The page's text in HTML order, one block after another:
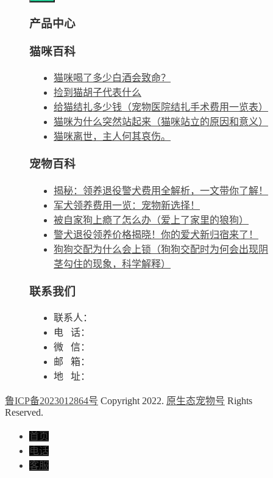
产品中心
猫咪百科
猫咪喝了多少白酒会致命？
捡到猫胡子代表什么
给猫结扎多少钱（宠物医院结扎手术费用一览表）
猫咪为什么突然站起来（猫咪站立的原因和意义）
猫咪离世，主人何其哀伤。
宠物百科
揭秘：领养退役警犬费用全解析，一文带你了解！
军犬领养费用一览：宠物新选择！
被自家狗上瘾了怎么办（爱上了家里的狼狗）
警犬退役领养价格揭晓！你的爱犬新归宿来了！
狗狗交配为什么会上锁（狗狗交配时为何会出现阴
茎勾住的现象，科学解释）
联系我们
联系人：
电 话：
微 信：
邮 箱：
地 址：
鲁ICP备2023012864号 Copyright 2022. 原生态宠物号 Rights
Reserved.
首页
电话
客服